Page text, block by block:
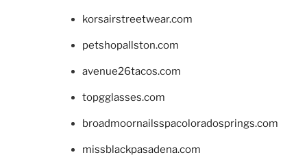
korsairstreetwear.com
petshopallston.com
avenue26tacos.com
topgglasses.com
broadmoornailsspacoloradosprings.com
missblackpasadena.com